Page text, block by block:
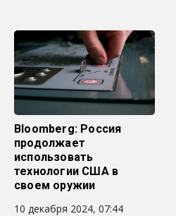
Bloomberg: Россия
продолжает
использовать
технологии США в
своем оружии
10 декабря 2024, 07:44